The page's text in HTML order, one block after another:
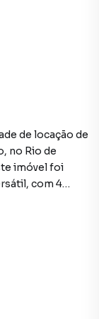
de locação de
no Rio de
imóvel foi
com 4
a direto
com uma
central de